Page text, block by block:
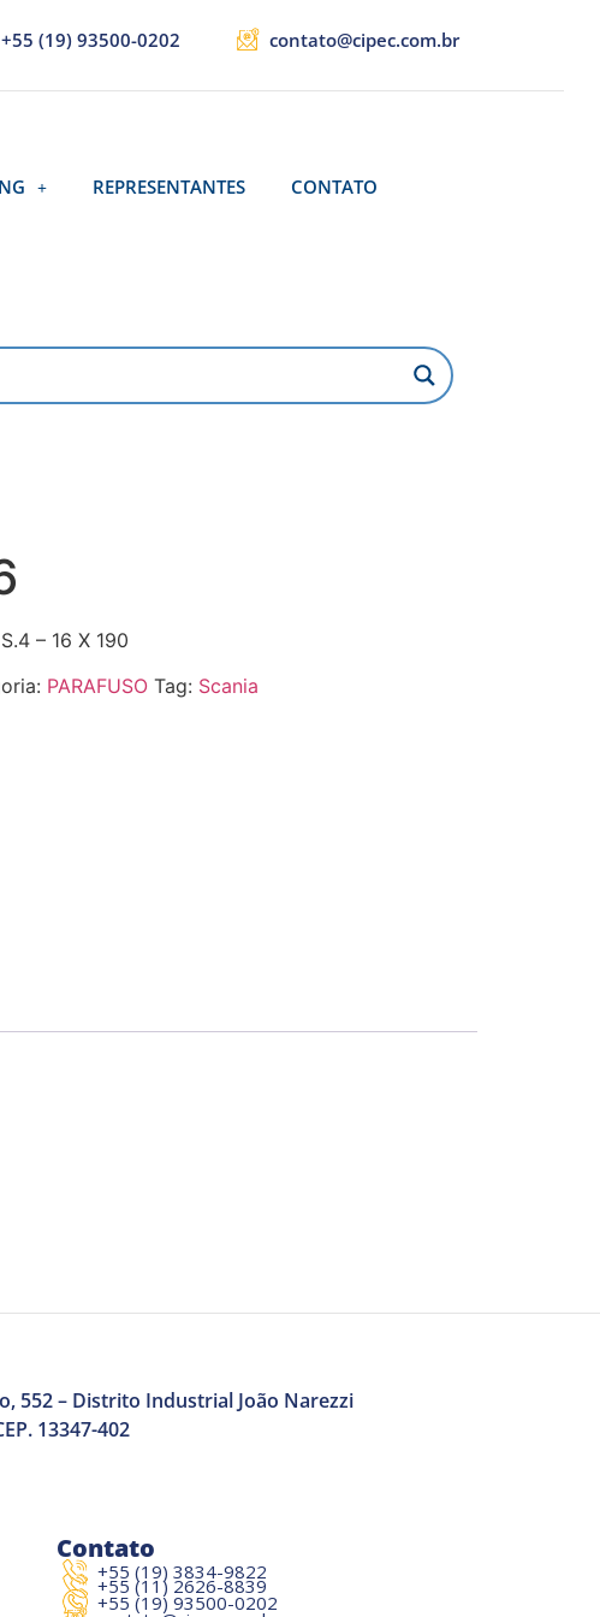
+55 (19) 93500-0202 contato@cipec.com.br
REPRESENTANTES CONTATO
– 16 X 190
PARAFUSO Tag: Scania
552 – Distrito Industrial João Narezzi
13347-402
Contato
+55 (19) 3834-9822
+55 (11) 2626-8839
+55 (19) 93500-0202